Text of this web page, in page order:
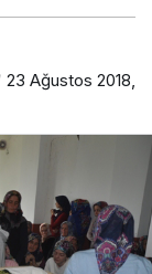
23 Ağustos 2018,